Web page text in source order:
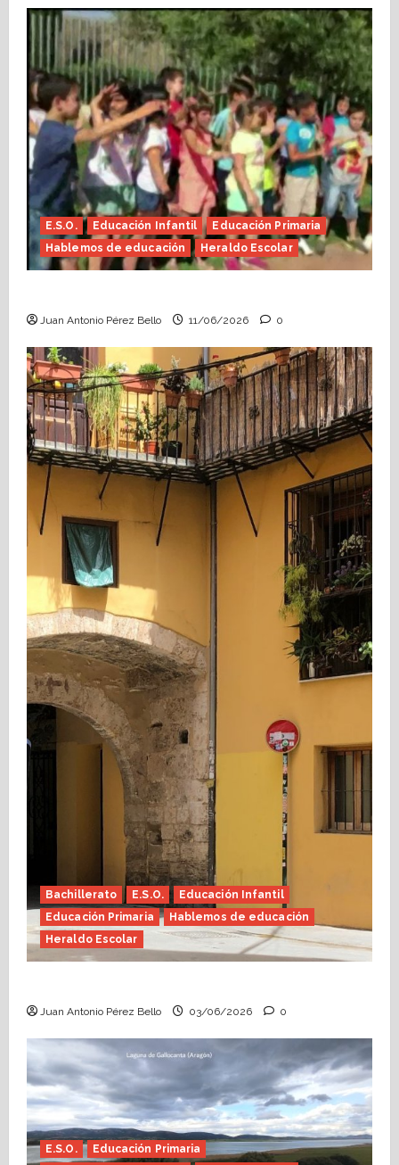
E.S.O. Educación Infantil
Educación Primaria
Hablemos de educación
Heraldo Escolar
Juan Antonio Pérez Bello 11/06/2026 0
Bachillerato E.S.O.
Educación Infantil
Educación Primaria
Hablemos de educación
Heraldo Escolar
Juan Antonio Pérez Bello 03/06/2026 0
E.S.O. Educación Primaria